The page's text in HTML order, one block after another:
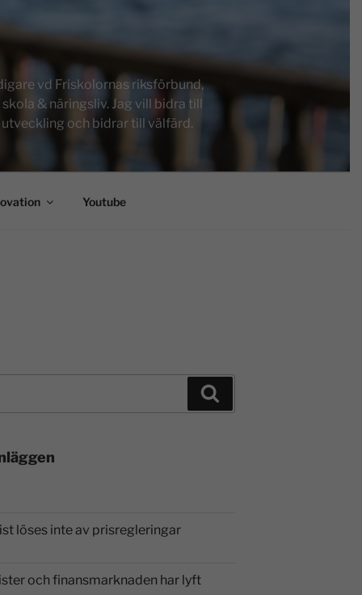
vd Friskolornas riksförbund,
& näringsliv. Jag vill bidra till
och bidrar till välfärd.
Youtube
löses inte av prisregleringar
och finansmarknaden har lyft